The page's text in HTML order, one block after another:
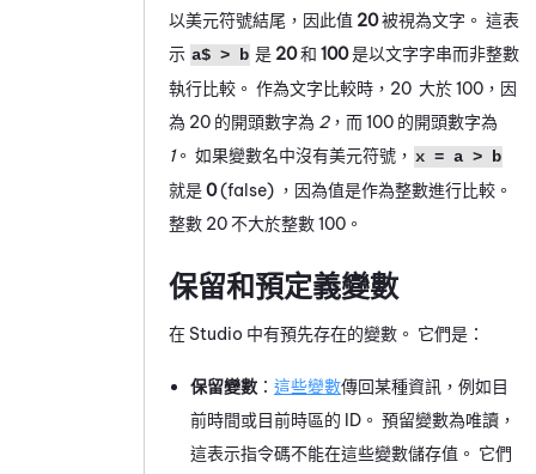
以美元符號結尾，因此值 20被視為文字。 這表
示 a$ > b 是 20和 100是以文字字串而非整數
執行比較。 作為文字比較時，20 大於 100，因
為 20 的開頭數字為 2，而 100 的開頭數字為
1。 如果變數名中沒有美元符號， x = a > b
就是0(false) ，因為值是作為整數進行比較。
整數 20 不大於整數 100。
保留和預定義變數
在 Studio 中有預先存在的變數。 它們是：
保留變數 ： 這些變數傳回某種資訊，例如目
前時間或目前時區的 ID。 預留變數為唯讀，
這表示指令碼不能在這些變數儲存值。 它們